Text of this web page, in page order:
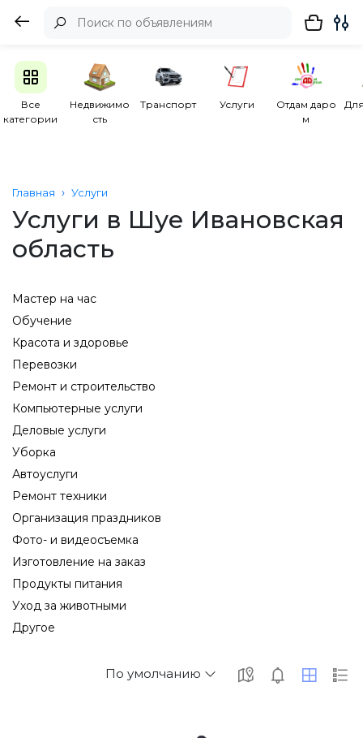
Все
категории
Недвижимо
сть
Транспорт Услуги
Отдам даро
м
Главная Услуги
Услуги в Шуе Ивановская
область
Мастер на час
Обучение
Красота и здоровье
Перевозки
Ремонт и строительство
Компьютерные услуги
Деловые услуги
Уборка
Автоуслуги
Ремонт техники
Организация праздников
Фото- и видеосъемка
Изготовление на заказ
Продукты питания
Уход за животными
Другое
По умолчанию